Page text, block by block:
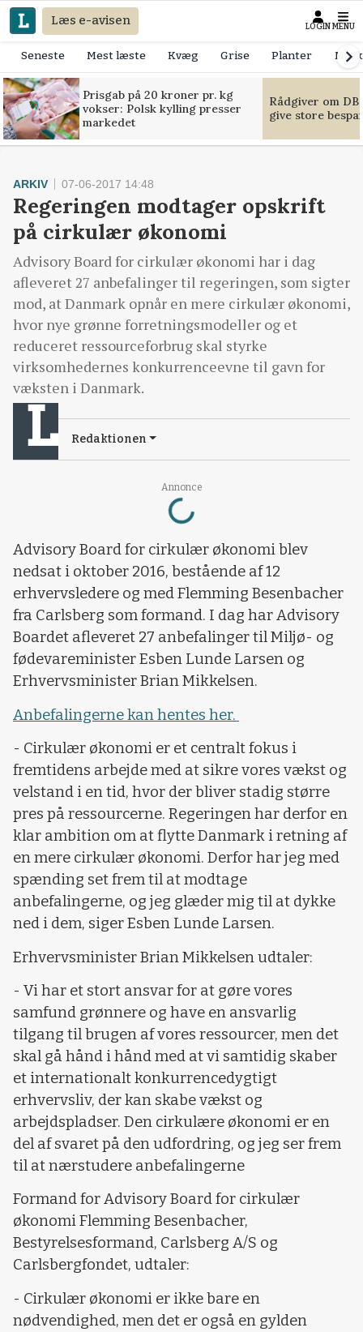
Læs e-avisen LOGIN MENU
Seneste Mest læste Kvæg Grise Planter
Prisgab på 20 kroner pr. kg
vokser: Polsk kylling presser
markedet
Rådgiver om
give store
Annonce
Loading...
ARKIV 07-06-2017 14:48
Regeringen modtager opskrift
på cirkulær økonomi
Advisory Board for cirkulær økonomi har i dag
afleveret 27 anbefalinger til regeringen, som sigter
mod, at Danmark opnår en mere cirkulær økonomi,
hvor nye grønne forretningsmodeller og et
reduceret ressourceforbrug skal styrke
virksomhedernes konkurrenceevne til gavn for
væksten i Danmark.
Redaktionen
Advisory Board for cirkulær økonomi blev
nedsat i oktober 2016, bestående af 12
erhvervsledere og med Flemming Besenbacher
fra Carlsberg som formand. I dag har Advisory
Boardet afleveret 27 anbefalinger til Miljø- og
fødevareminister Esben Lunde Larsen og
Erhvervsminister Brian Mikkelsen.
Anbefalingerne kan hentes her.
- Cirkulær økonomi er et centralt fokus i
fremtidens arbejde med at sikre vores vækst og
velstand i en tid, hvor der bliver stadig større
pres på ressourcerne. Regeringen har derfor en
klar ambition om at flytte Danmark i retning af
en mere cirkulær økonomi. Derfor har jeg med
spænding set frem til at modtage
anbefalingerne, og jeg glæder mig til at dykke
ned i dem, siger Esben Lunde Larsen.
Erhvervsminister Brian Mikkelsen udtaler:
- Vi har et stort ansvar for at gøre vores
samfund grønnere og have en ansvarlig
tilgang til brugen af vores ressourcer, men det
skal gå hånd i hånd med at vi samtidig skaber
et internationalt konkurrencedygtigt
erhvervsliv, der kan skabe vækst og
arbejdspladser. Den cirkulære økonomi er en
del af svaret på den udfordring, og jeg ser frem
til at nærstudere anbefalingerne
Formand for Advisory Board for cirkulær
økonomi Flemming Besenbacher,
Bestyrelsesformand, Carlsberg A/S og
Carlsbergfondet, udtaler:
- Cirkulær økonomi er ikke bare en
nødvendighed, men det er også en gylden